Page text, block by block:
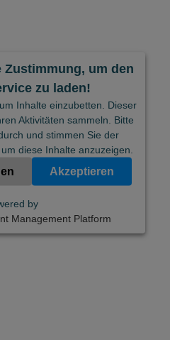
um den
zu laden!
Inhalte einzubetten. Dieser
Aktivitäten sammeln. Bitte
und stimmen Sie der
diese Inhalte anzuzeigen.
Akzeptieren
by
Management Platform